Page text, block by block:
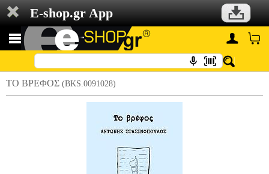
E-shop.gr App
ΤΟ ΒΡΕΦΟΣ (BKS.0091028)